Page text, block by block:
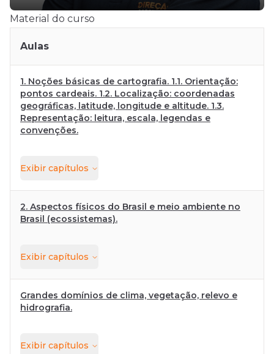
Material do curso
Aulas
1. Noções básicas de cartografia. 1.1. Orientação:
pontos cardeais. 1.2. Localização: coordenadas
geográficas, latitude, longitude e altitude. 1.3.
Representação: leitura, escala, legendas e
convenções.
Exibir capítulos
2. Aspectos físicos do Brasil e meio ambiente no
Brasil (ecossistemas).
Exibir capítulos
Grandes domínios de clima, vegetação, relevo e
hidrografia.
Exibir capítulos